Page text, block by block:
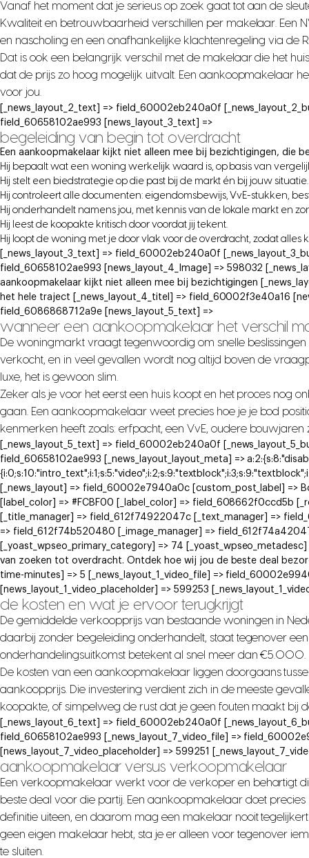
Vanaf het moment dat je serieus op zoek gaat tot aan de
Kwaliteit en betrouwbaarheid verschillen per makelaar. Een
en nascholing en een onafhankelijke klachtenregeling via
Dat is ook een belangrijk verschil met de makelaar die het
dat de prijs zo hoog mogelijk uitvalt. Een aankoopmakelaar
voor jou.
[_news_layout_2_text] => field_60002eb240a0f
field_60658102ae993 [news_layout_3_text] =>
begeleiding van begin tot overdracht
Een aankoopmakelaar kijkt niet alleen mee bij bezichtigingen, die
Hij bepaalt wat een woning werkelijk waard is, op basis van
Hij stelt een biedstrategie op die past bij de markt én bij jouw situatie.
Hij controleert alle documenten: eigendomsbewijs, VvE-stukken,
Hij onderhandelt namens jou, met kennis van de lokale markt en
Hij leest de koopakte kritisch door voordat jij tekent.
Hij loopt de woning met je door vlak voor de overdracht, zodat alles
[_news_layout_3_text] => field_60002eb240a0f
field_60658102ae993 [news_layout_4_Image] => 598032
aankoopmakelaar kijkt niet alleen mee bij bezichtigingen
het hele traject [_news_layout_4_titel] => field_60002f3e40a16
field_6086868712a9e [news_layout_5_text] =>
wanneer een aankoopmakelaar het verschil
De woningmarkt vraagt tegenwoordig om snelle
verkocht, en in veel gevallen wordt nog altijd boven de
luxe, het is gewoon slim.
Zeker als je voor het eerst een huis koopt en het proces nog
gaan. Een aankoopmakelaar weet precies hoe je je bod
kenmerken heeft zoals: erfpacht, een VvE, oudere
[_news_layout_5_text] => field_60002eb240a0f
field_60658102ae993 [_news_layout_layout_meta] =>
[_news_layout] => field_60002e7940a0c [custom_post_label] =>
[label_color] => #FCBF00 [_label_color] => field_608662f0ccd5b
[_title_manager] => field_612f74922047c [_text_manager] =>
=> field_612f74b520480 [_image_manager] =>
[_yoast_wpseo_primary_category] => 74
van zoeken tot overdracht. Ontdek hoe wij jou de beste deal
time-minutes] => 5 [_news_layout_1_video_file] =>
[news_layout_1_video_placeholder] => 599253
de kosten en wat je ervoor terugkrijgt
De gemiddelde verkoopprijs van bestaande woningen in
daarbij zonder begeleiding onderhandelt, staat tegenover een
onderhandelingsuitkomst betekent al snel meer dan €5.000.
De kosten van een aankoopmakelaar liggen doorgaans
aankoopprijs. Die investering verdient zich in de meeste
koopakte, of simpelweg de rust dat je geen fouten maakt bij
[_news_layout_6_text] => field_60002eb240a0f
field_60658102ae993 [_news_layout_7_video_file] =>
[news_layout_7_video_placeholder] => 599251
aankoopmakelaar versus verkoopmakelaar
Een verkoopmakelaar werkt voor de verkoper en behartigt
beste deal voor die partij. Een aankoopmakelaar doet
definitie uiteen, en daarom mag een makelaar nooit
geen eigen makelaar hebt, sta je er alleen voor tegenover
te sluiten.